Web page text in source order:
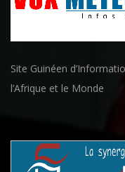
Site Guinéen
l’Afrique et le Monde